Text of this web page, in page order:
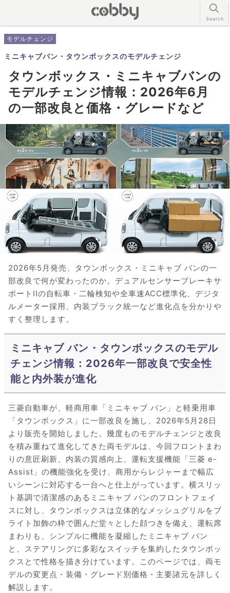
モデルチェンジ
ミニキャブバン・タウンボックスのモデルチェンジ
タウンボックス・ミニキャブバンの
モデルチェンジ情報：2026年6月
の一部改良と価格・グレードなど
2026年5月発売、タウンボックス・ミニキャブ バンの一
部改良で何が変わったのか。デュアルセンサーブレーキサ
ポートIIの自転車・二輪検知や全車速ACC標準化、デジタ
ルメーター採用、内装ブラック統一など進化点を分かりや
すく整理します。
ミニキャブ バン・タウンボックスのモデル
チェンジ情報：2026年一部改良で安全性
能と内外装が進化
三菱自動車が、軽商用車「ミニキャブ バン」と軽乗用車
「タウンボックス」に一部改良を施し、2026年5月28日
より販売を開始しました。幾度ものモデルチェンジと改良
を積み重ねて進化してきた両モデルは、今回フロントまわ
りの意匠刷新、内装の質感向上、運転支援機能「三菱 e-
Assist」の機能強化を受け、商用からレジャーまで幅広
いシーンに対応する一台へと仕上がっています。横スリッ
ト基調で清潔感のあるミニキャブ バンのフロントフェイ
スに対し、タウンボックスは立体的なメッシュグリルをブ
ライト加飾の枠で囲んだ堂々とした顔つきを備え、運転席
まわりも、シンプルに機能を凝縮したミニキャブ バン
と、ステアリングに多彩なスイッチを集約したタウンボッ
クスとで性格を描き分けています。このページでは、両モ
デルの変更点・装備・グレード別価格・主要諸元を詳しく
解説します。